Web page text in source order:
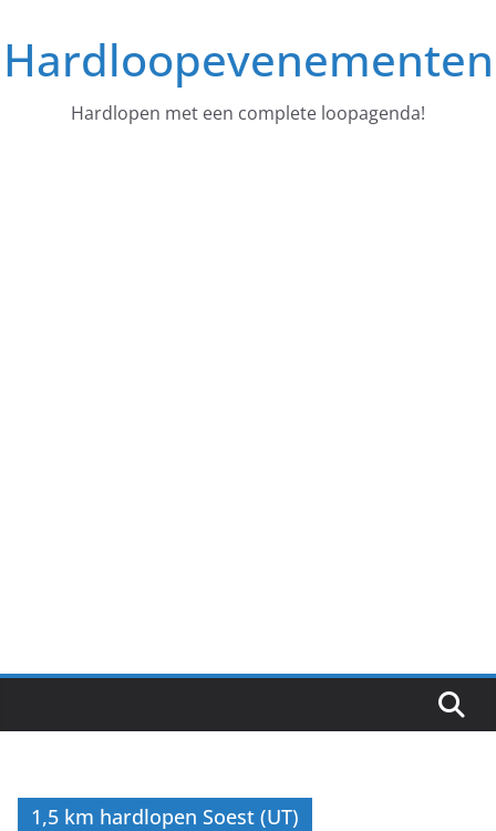
naar
deHardloopevenementen
Hardlopen met een complete loopagenda!
1,5 km hardlopen Soest (UT)